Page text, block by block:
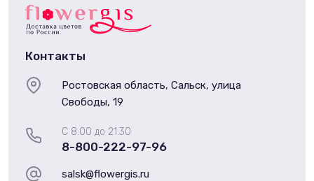
Контакты
С 8:00 до 21:30
8-800-222-97-96
Ростовская область, Сальск, улица
Свободы, 19
salsk@flowergis.ru